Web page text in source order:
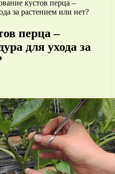
кустов перца –
за растением или нет?
перца –
для ухода за